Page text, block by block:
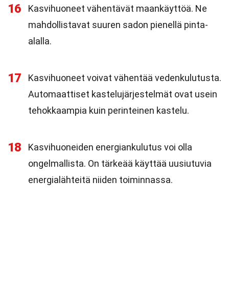
16
Kasvihuoneet vähentävät maankäyttöä. Ne
mahdollistavat suuren sadon pienellä pinta-
alalla.
17
Kasvihuoneet voivat vähentää vedenkulutusta.
Automaattiset kastelujärjestelmät ovat usein
tehokkaampia kuin perinteinen kastelu.
18
Kasvihuoneiden energiankulutus voi olla
ongelmallista. On tärkeää käyttää uusiutuvia
energialähteitä niiden toiminnassa.